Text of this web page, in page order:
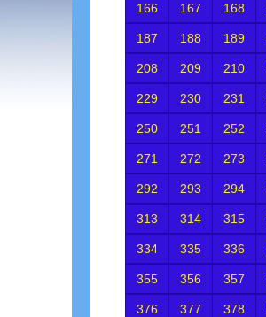
166 167 168
187 188 189
208 209 210
229 230 231
250 251 252
271 272 273
292 293 294
313 314 315
334 335 336
355 356 357
376 377 378